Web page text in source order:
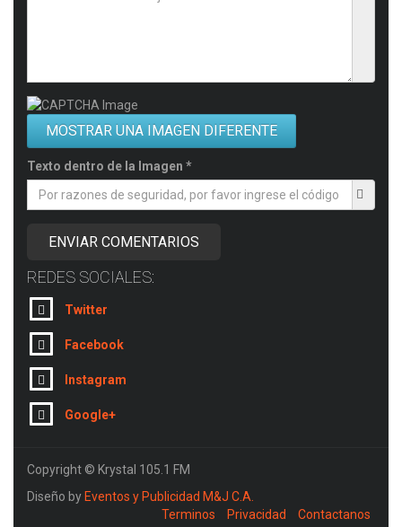
MOSTRAR UNA IMAGEN DIFERENTE
Texto dentro de la Imagen *
ENVIAR COMENTARIOS
REDES SOCIALES:
Twitter
Facebook
Instagram
Google+
Copyright © Krystal 105.1 FM
Diseño by Eventos y Publicidad M&J C.A.
Terminos
Privacidad Contactanos